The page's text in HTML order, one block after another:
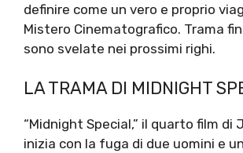
definire come un vero e proprio
Mistero Cinematografico. Trama
sono svelate nei prossimi righi.
LA TRAMA DI MIDNIGHT
“Midnight Special,” il quarto film di
inizia con la fuga di due uomini e